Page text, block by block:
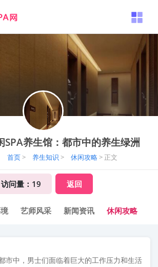
SPA养生馆：都市中的养生绿洲
首页> 养生知识 > 休闲攻略 > 正文
访问量： 19 返回
艺师风采 新闻资讯 休闲攻略
市中，男士们面临着巨大的工作压力和生活